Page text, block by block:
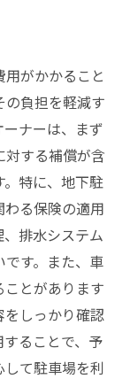
がかかること
負担を軽減す
ナーは、まず
対する補償が含
特に、地下駐
る保険の適用
排水システム
す。また、車
とがあります
をしっかり確認
ることで、予
て駐車場を利